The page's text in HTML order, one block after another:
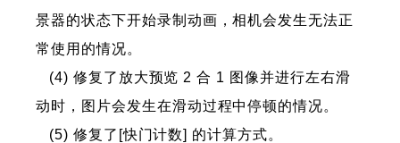
景器的状态下开始录制动画，相机会发生无法正
常使用的情况。
(4) 修复了放大预览 2 合 1 图像并进行左右滑
动时，图片会发生在滑动过程中停顿的情况。
(5) 修复了[快门计数] 的计算方式。